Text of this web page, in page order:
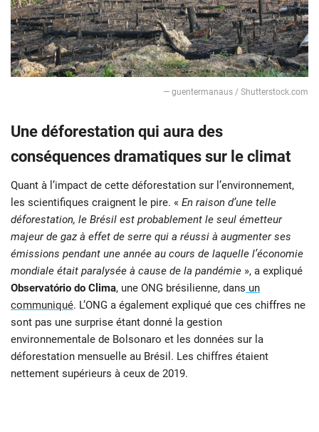
― guentermanaus / Shutterstock.com
Une déforestation qui aura des
conséquences dramatiques sur le climat
Quant à l’impact de cette déforestation sur l’environnement,
les scientifiques craignent le pire. « En raison d’une telle
déforestation, le Brésil est probablement le seul émetteur
majeur de gaz à effet de serre qui a réussi à augmenter ses
émissions pendant une année au cours de laquelle l’économie
mondiale était paralysée à cause de la pandémie », a expliqué
Observatório do Clima, une ONG brésilienne, dans un
communiqué. L’ONG a également expliqué que ces chiffres ne
sont pas une surprise étant donné la gestion
environnementale de Bolsonaro et les données sur la
déforestation mensuelle au Brésil. Les chiffres étaient
nettement supérieurs à ceux de 2019.